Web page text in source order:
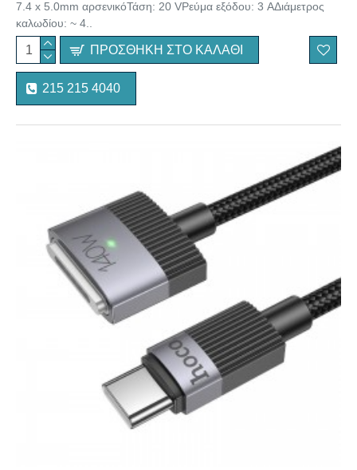
7.4 x 5.0mm αρσενικόΤάση: 20 VΡεύμα εξόδου: 3 AΔιάμετρος
καλωδίου: ~ 4..
ΠΡΟΣΘΉΚΗ ΣΤΟ ΚΑΛΆΘΙ
215 215 4040